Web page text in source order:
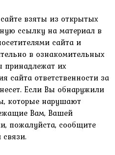
взяты из открытых
ссылку на материал в
сайта и
в ознакомительных
принадлежат их
сайта ответственности за
Если Вы обнаружили
которые нарушают
Вам, Вашей
пожалуйста, сообщите